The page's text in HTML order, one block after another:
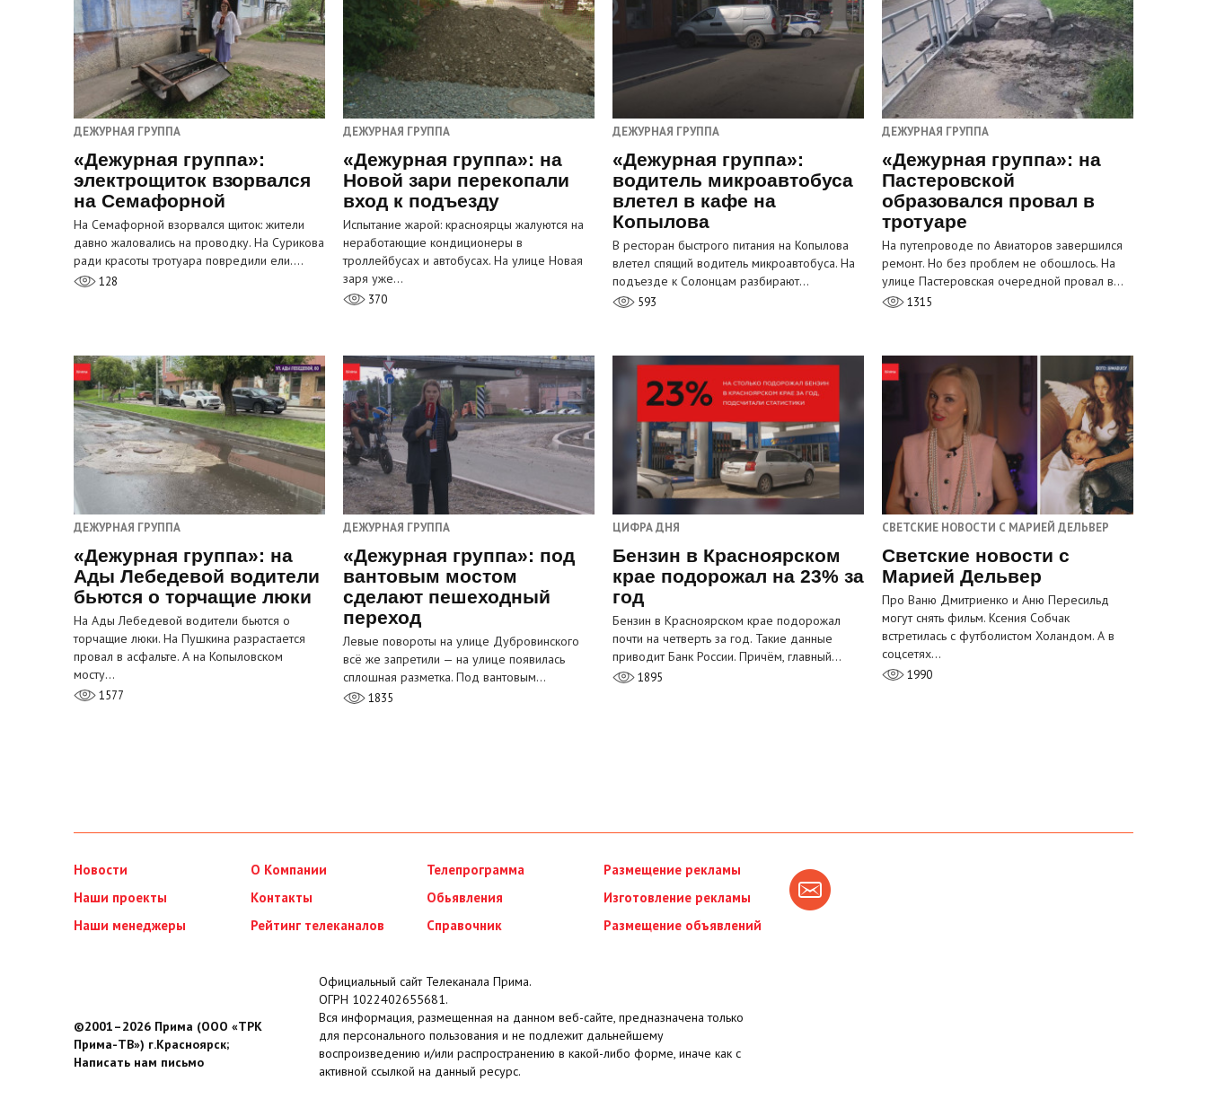
ДЕЖУРНАЯ ГРУППА
«Дежурная группа»:
электрощиток взорвался
на Семафорной
На Семафорной взорвался щиток: жители
давно жаловались на проводку. На Сурикова
ради красоты тротуара повредили ели.…
128
ДЕЖУРНАЯ ГРУППА
«Дежурная группа»: на
Новой зари перекопали
вход к подъезду
Испытание жарой: красноярцы жалуются на
неработающие кондиционеры в
троллейбусах и автобусах. На улице Новая
заря уже…
370
ДЕЖУРНАЯ ГРУППА
«Дежурная группа»:
водитель микроавтобуса
влетел в кафе на
Копылова
В ресторан быстрого питания на Копылова
влетел спящий водитель микроавтобуса. На
подъезде к Солонцам разбирают…
593
ДЕЖУРНАЯ ГРУППА
«Дежурная группа»: на
Пастеровской
образовался провал в
тротуаре
На путепроводе по Авиаторов завершился
ремонт. Но без проблем не обошлось. На
улице Пастеровская очередной провал в…
1315
ДЕЖУРНАЯ ГРУППА
«Дежурная группа»: на
Ады Лебедевой водители
бьются о торчащие люки
На Ады Лебедевой водители бьются о
торчащие люки. На Пушкина разрастается
провал в асфальте. А на Копыловском
мосту…
1577
ДЕЖУРНАЯ ГРУППА
«Дежурная группа»: под
вантовым мостом
сделают пешеходный
переход
Левые повороты на улице Дубровинского
всё же запретили — на улице появилась
сплошная разметка. Под вантовым…
1835
ЦИФРА ДНЯ
Бензин в Красноярском
крае подорожал на 23% за
год
Бензин в Красноярском крае подорожал
почти на четверть за год. Такие данные
приводит Банк России. Причём, главный…
1895
СВЕТСКИЕ НОВОСТИ С МАРИЕЙ ДЕЛЬВЕР
Светские новости с
Марией Дельвер
Про Ваню Дмитриенко и Аню Пересильд
могут снять фильм. Ксения Собчак
встретилась с футболистом Холандом. А в
соцсетях…
1990
Новости
Наши проекты
Наши менеджеры
О Компании
Контакты
Рейтинг телеканалов
Телепрограмма
Обьявления
Справочник
Размещение рекламы
Изготовление рекламы
Размещение объявлений
©2001–2026 Прима (ООО «ТРК
Прима-ТВ») г.Красноярск;
Написать нам письмо
Официальный сайт Телеканала Прима.
ОГРН 1022402655681.
Вся информация, размещенная на данном веб-сайте, предназначена только
для персонального пользования и не подлежит дальнейшему
воспроизведению и/или распространению в какой-либо форме, иначе как с
активной ссылкой на данный ресурс.